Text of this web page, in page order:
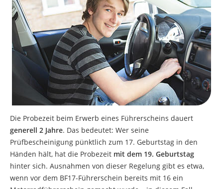
Die Probezeit beim Erwerb eines Führerscheins dauert
generell 2 Jahre. Das bedeutet: Wer seine
Prüfbescheinigung pünktlich zum 17. Geburtstag in den
Händen hält, hat die Probezeit mit dem 19. Geburtstag
hinter sich. Ausnahmen von dieser Regelung gibt es etwa,
wenn vor dem BF17-Führerschein bereits mit 16 ein